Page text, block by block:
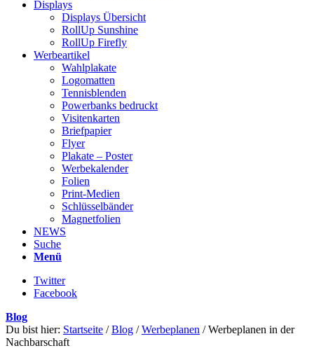
Displays
Displays Übersicht
RollUp Sunshine
RollUp Firefly
Werbeartikel
Wahlplakate
Logomatten
Tennisblenden
Powerbanks bedruckt
Visitenkarten
Briefpapier
Flyer
Plakate – Poster
Werbekalender
Folien
Print-Medien
Schlüsselbänder
Magnetfolien
NEWS
Suche
Menü
Twitter
Facebook
Blog
Du bist hier: Startseite / Blog / Werbeplanen / Werbeplanen in der
Nachbarschaft